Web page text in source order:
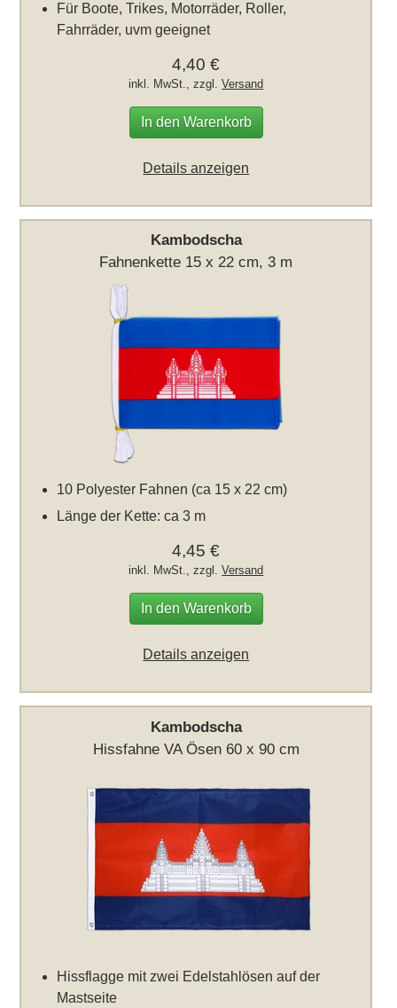
Für Boote, Trikes, Motorräder, Roller,
Fahrräder, uvm geeignet
4,40 €
inkl. MwSt., zzgl.Versand
In den Warenkorb
Details anzeigen
Kambodscha
Fahnenkette 15 x 22 cm, 3 m
10 Polyester Fahnen (ca 15 x 22 cm)
Länge der Kette: ca 3 m
4,45 €
inkl. MwSt., zzgl.Versand
In den Warenkorb
Details anzeigen
Kambodscha
Hissfahne VA Ösen 60 x 90 cm
Hissflagge mit zwei Edelstahlösen auf der
Mastseite